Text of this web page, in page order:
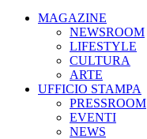
MAGAZINE
NEWSROOM
LIFESTYLE
CULTURA
ARTE
UFFICIO STAMPA
PRESSROOM
EVENTI
NEWS